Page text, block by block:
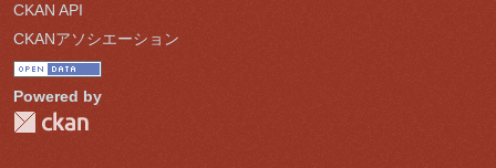
CKAN API
CKANアソシエーション
Powered by